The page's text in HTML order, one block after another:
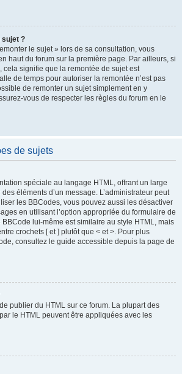
sujet ?
le sujet » lors de sa consultation, vous
haut du forum sur la première page. Par ailleurs, si
cela signifie que la remontée de sujet est
de temps pour autoriser la remontée n’est pas
de remonter un sujet simplement en y
vous de respecter les règles du forum en le
de sujets
spéciale au langage HTML, offrant un large
éléments d’un message. L’administrateur peut
les BBCodes, vous pouvez aussi les désactiver
en utilisant l’option appropriée du formulaire de
lui-même est similaire au style HTML, mais
crochets [ et ] plutôt que < et >. Pour plus
consultez le guide accessible depuis la page de
publier du HTML sur ce forum. La plupart des
le HTML peuvent être appliquées avec les